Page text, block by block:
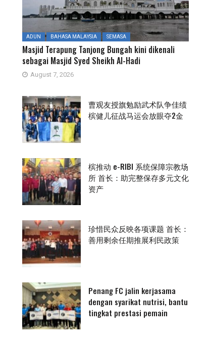
ADUN BAHASA MALAYSIA SEMASA
Masjid Terapung Tanjong Bungah kini dikenali
sebagai Masjid Syed Sheikh Al-Hadi
August 7, 2026
曹观友授旗勉励武术队争佳绩
槟健儿征战马运会放眼夺2金
槟推动 e-RIBI 系统保障宗教场
所 首长：助完整保存多元文化
资产
珍惜民众反映各项课题 首长：
善用剩余任期推展利民政策
Penang FC jalin kerjasama
dengan syarikat nutrisi, bantu
tingkat prestasi pemain